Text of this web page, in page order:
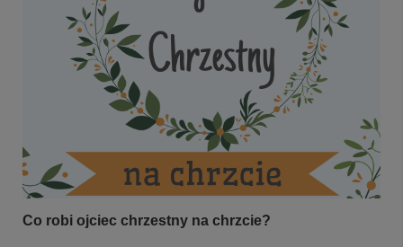
Co robi ojciec chrzestny na chrzcie?